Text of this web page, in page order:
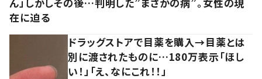
在に迫る
ドラッグストアで目薬を購入→目薬とは
別に渡されたものに…180万表示「ほし
い！」「え、なにこれ！！」